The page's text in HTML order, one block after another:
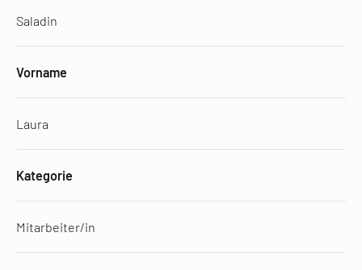
Saladin
Vorname
Laura
Kategorie
Mitarbeiter/in